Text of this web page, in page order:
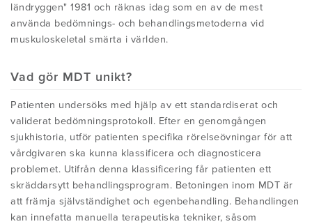
HITTA DIN FYSIOTERAPEUT
KONFERENSER
ANVÄNDBARA LÄNKAR
ländryggen" 1981 och räknas idag som en av de mest
använda bedömnings- och behandlingsmetoderna vid
muskuloskeletal smärta i världen.
Vad gör MDT unikt?
Patienten undersöks med hjälp av ett standardiserat och
validerat bedömningsprotokoll. Efter en genomgången
sjukhistoria, utför patienten specifika rörelseövningar för att
vårdgivaren ska kunna klassificera och diagnosticera
problemet. Utifrån denna klassificering får patienten ett
skräddarsytt behandlingsprogram. Betoningen inom MDT är
att främja självständighet och egenbehandling. Behandlingen
kan innefatta manuella terapeutiska tekniker, såsom